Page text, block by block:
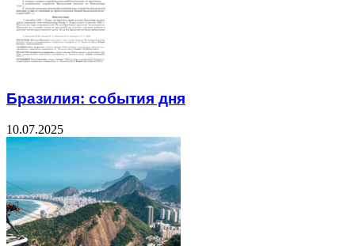
Бразилия: события дня
10.07.2025